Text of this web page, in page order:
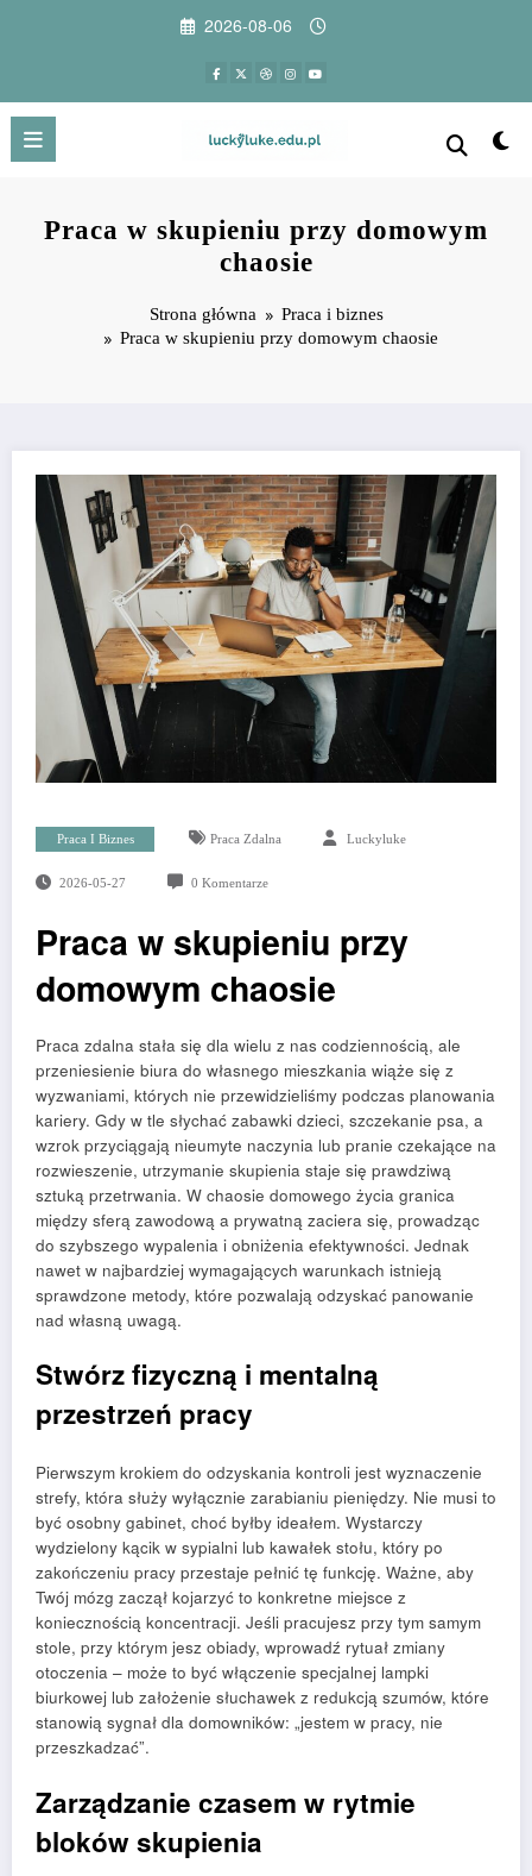
2026-08-06
Praca w skupieniu przy domowym
chaosie
Strona główna
Praca i biznes
Praca w skupieniu przy domowym chaosie
Praca I Biznes Praca Zdalna Luckyluke
2026-05-27 0 Komentarze
Praca w skupieniu przy
domowym chaosie
Praca zdalna stała się dla wielu z nas codziennością, ale
przeniesienie biura do własnego mieszkania wiąże się z
wyzwaniami, których nie przewidzieliśmy podczas planowania
kariery. Gdy w tle słychać zabawki dzieci, szczekanie psa, a
wzrok przyciągają nieumyte naczynia lub pranie czekające na
rozwieszenie, utrzymanie skupienia staje się prawdziwą
sztuką przetrwania. W chaosie domowego życia granica
między sferą zawodową a prywatną zaciera się, prowadząc
do szybszego wypalenia i obniżenia efektywności. Jednak
nawet w najbardziej wymagających warunkach istnieją
sprawdzone metody, które pozwalają odzyskać panowanie
nad własną uwagą.
Stwórz fizyczną i mentalną
przestrzeń pracy
Pierwszym krokiem do odzyskania kontroli jest wyznaczenie
strefy, która służy wyłącznie zarabianiu pieniędzy. Nie musi to
być osobny gabinet, choć byłby ideałem. Wystarczy
wydzielony kącik w sypialni lub kawałek stołu, który po
zakończeniu pracy przestaje pełnić tę funkcję. Ważne, aby
Twój mózg zaczął kojarzyć to konkretne miejsce z
koniecznością koncentracji. Jeśli pracujesz przy tym samym
stole, przy którym jesz obiady, wprowadź rytuał zmiany
otoczenia – może to być włączenie specjalnej lampki
biurkowej lub założenie słuchawek z redukcją szumów, które
stanowią sygnał dla domowników: „jestem w pracy, nie
przeszkadzać”.
Zarządzanie czasem w rytmie
bloków skupienia